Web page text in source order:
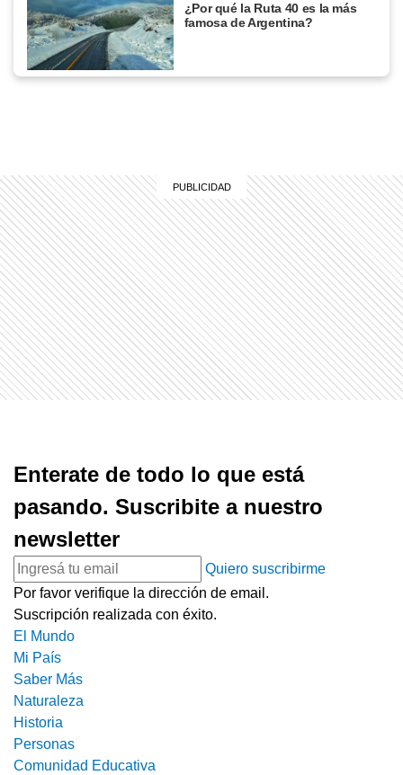
¿Por qué la Ruta 40 es la más
famosa de Argentina?
Enterate de todo lo que está
pasando. Suscribite a nuestro
newsletter
Quiero suscribirme
Por favor verifique la dirección de email.
Suscripción realizada con éxito.
El Mundo
Mi País
Saber Más
Naturaleza
Historia
Personas
Comunidad Educativa